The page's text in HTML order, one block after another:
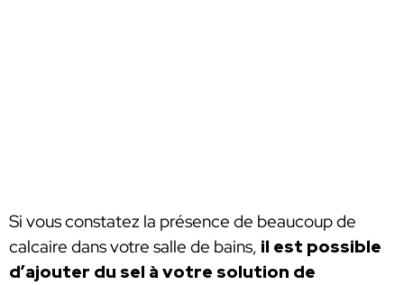
Si vous constatez la présence de beaucoup de
calcaire dans votre salle de bains, il est possible
d’ajouter du sel à votre solution de